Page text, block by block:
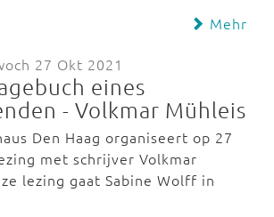
Mehr
27 Okt 2021
eines
- Volkmar Mühleis
Den Haag organiseert op 27
met schrijver Volkmar
lezing gaat Sabine Wolff in